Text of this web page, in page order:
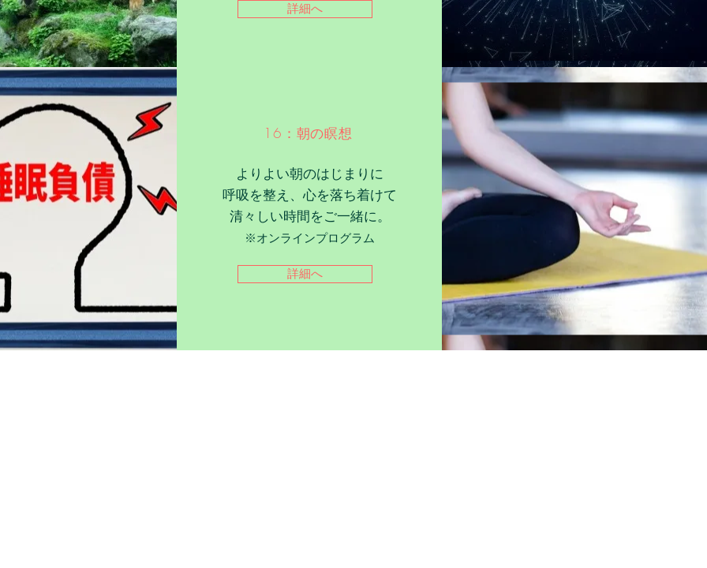
詳細へ
16：朝の瞑想
よりよい朝のはじまりに
呼吸を整え、心を落ち着けて
清々しい時間をご一緒に。
※オンラインプログラム
詳細へ